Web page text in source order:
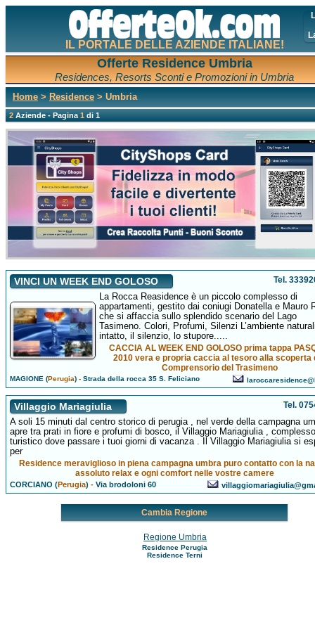
IL PORTALE DELLE AZIENDE ITALIANE!
Offerte Residence Umbria
Residences, Resorts Sconti e Promozioni in Umbria
Home > Residence > Umbria
2Aziende - Pagina1di 1
VINCI UN WEEK END GOLOSO Tel.
La Rocca Reasidence è un piccolo complesso di
appartamenti, gestito dai coniugi Donatella e Mauro
che si affaccia sullo splendido scenario del Lago
Tasimeno. Colori, Profumi, Silenzi L’ambiente
intatto, il silenzio, lo stupore.....
CACCIA AL WEEK END GOLOSO prima tappa
2010 vera e propria caccia al tesoro alla scoperta
Comprensorio del Trasimeno
MAGIONE (Perugia) -Strada della rocca 35 S. Feliciano
Villaggio Mariagiulia Tel.
A soli 15 minuti dal centro storico di perugia , nel verde della campagna
apre tra prati in fiore e profumi di bosco, il Villaggio Mariagiulia , complesso
turistico dove passare i tuoi giorni di vacanza . Il Villaggio Mariagiulia si
per
Residence meraviglioso in piena campagna umbra puro contatto con la
assoluto relax e ogni comfort nelle vostre camere
CORCIANO (Perugia) -Via brodoloni 60
Cambia Regione
Regione Umbria
Residence Perugia
Residence Terni